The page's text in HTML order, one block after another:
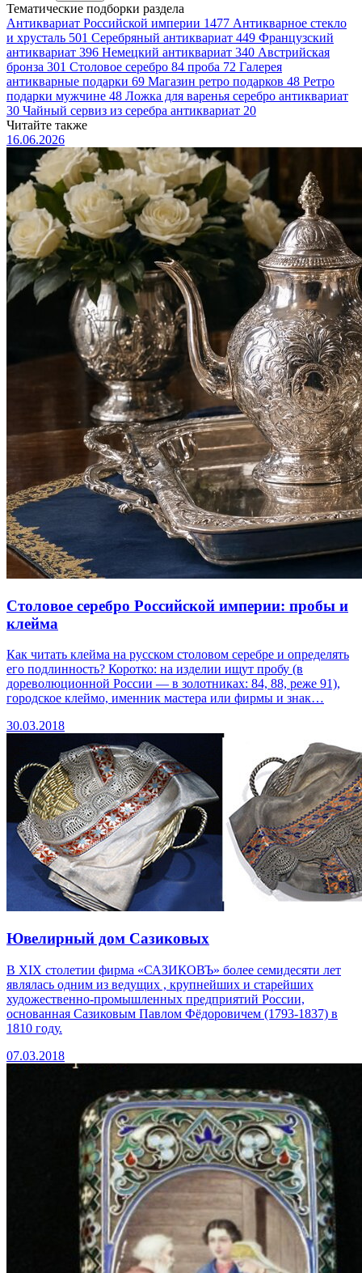
Тематические подборки раздела
Антиквариат Российской империи 1477 Антикварное стекло
и хрусталь 501 Серебряный антиквариат 449 Французский
антиквариат 396 Немецкий антиквариат 340 Австрийская
бронза 301 Столовое серебро 84 проба 72 Галерея
антикварные подарки 69 Магазин ретро подарков 48 Ретро
подарки мужчине 48 Ложка для варенья серебро антиквариат
30 Чайный сервиз из серебра антиквариат 20
Читайте также
16.06.2026
Столовое серебро Российской империи: пробы и
клейма
Как читать клейма на русском столовом серебре и определять
его подлинность? Коротко: на изделии ищут пробу (в
дореволюционной России — в золотниках: 84, 88, реже 91),
городское клеймо, именник мастера или фирмы и знак…
30.03.2018
Ювелирный дом Сазиковых
В XIX столетии фирма «САЗИКОВЪ» более семидесяти лет
являлась одним из ведущих , крупнейших и старейших
художественно-промышленных предприятий России,
основанная Сазиковым Павлом Фёдоровичем (1793-1837) в
1810 году.
07.03.2018